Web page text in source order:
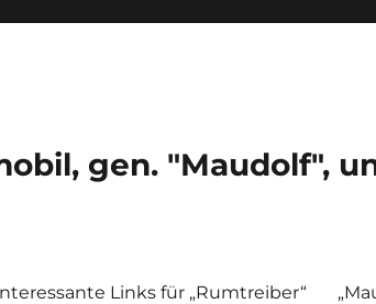
gen. "Maudolf",
Links für „Rumtreiber“